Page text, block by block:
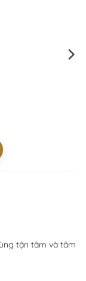
tận tâm và tâm